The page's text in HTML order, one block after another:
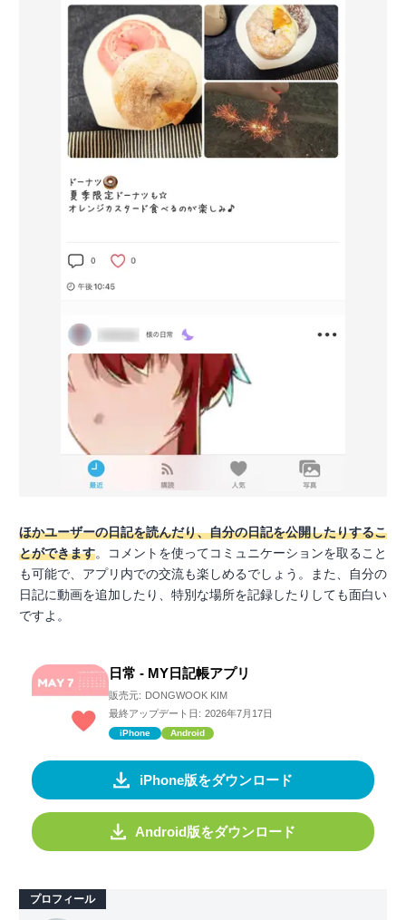
ほかユーザーの日記を読んだり、自分の日記を公開したりするこ
とができます。コメントを使ってコミュニケーションを取ること
も可能で、アプリ内での交流も楽しめるでしょう。また、自分の
日記に動画を追加したり、特別な場所を記録したりしても面白い
ですよ。
日常 - MY日記帳アプリ
販売元: DONGWOOK KIM
最終アップデート日: 2026年7月17日
iPhone Android
iPhone版をダウンロード
Android版をダウンロード
プロフィール